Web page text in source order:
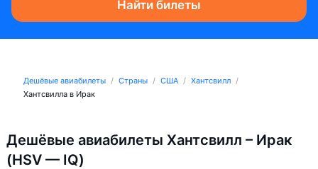
Найти билеты
Дешёвые авиабилеты Страны США
Хантсвилл
Хантсвилла в Ирак
Дешёвые авиабилеты Хантсвилл – Ирак
(HSV — IQ)